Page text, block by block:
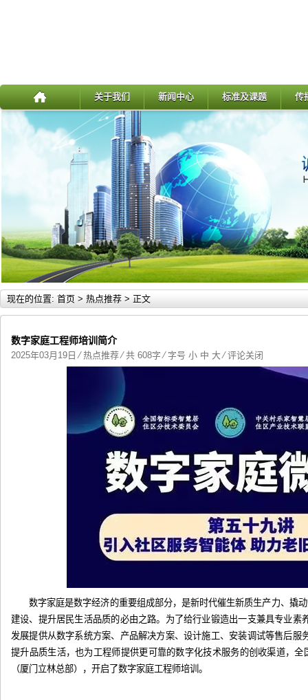
关于我们 新闻中心 标准及课题 传
现在的位置: 首页 > 热点推荐 > 正文
数字家庭工程师培训简介
2025年03月19日 ⁄热点推荐⁄ 共 608字 ⁄ 字号 小 中 大 ⁄评论关闭
数字家庭是数字经济的重要组成部分，是新时代催生新质生产力、撬
建设、提升居民生活品质的必由之路。为了给行业锻造出一支兼具专业素
发展提供从数字系统方案、产品解决方案、设计施工、安装调试等售后服
提升品质生活，也为工程师提供更可靠的数字化技术服务的创收渠道，全
（厦门立林总部），开启了数字家庭工程师培训。